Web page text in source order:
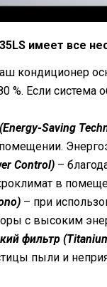
имеет все
кондиционер
%. Если
Saving
Control) –
в
– при
с высоким
фильтр
пыли и